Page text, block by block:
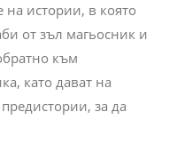
на истории, в която
от зъл магьосник и
към
като дават на
за да